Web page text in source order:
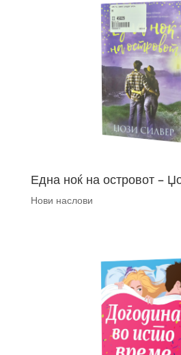
Една ноќ на островот –
Нови наслови